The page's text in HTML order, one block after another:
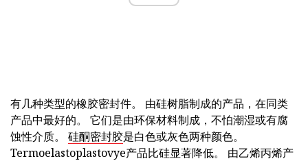
有几种类型的橡胶密封件。 由硅树脂制成的产品，在同类
产品中最好的。 它们是由环保材料制成，不怕潮湿或有腐
蚀性介质。 硅酮密封胶是白色或灰色两种颜色。
Termoelastoplastovye产品比硅显著降低。 由乙烯丙烯产